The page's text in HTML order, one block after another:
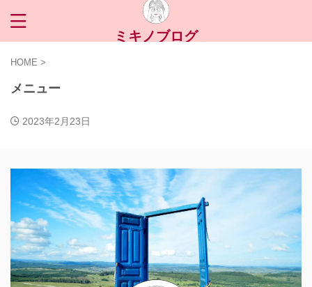
ミキノブログ
HOME >
メニュー
2023年2月23日